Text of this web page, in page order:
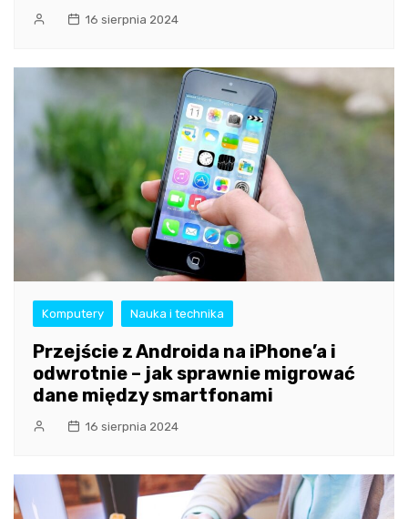
16 sierpnia 2024
Komputery Nauka i technika
Przejście z Androida na iPhone’a i
odwrotnie – jak sprawnie migrować
dane między smartfonami
16 sierpnia 2024